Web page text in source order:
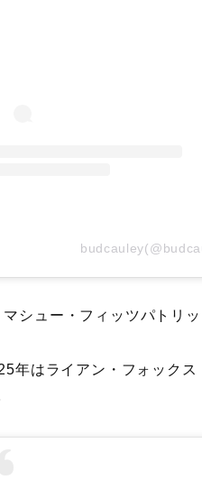
マシュー・フィッツパトリ
年はライアン・フォック